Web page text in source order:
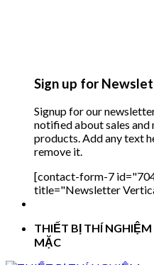
Sign up for
Signup for our
notified about sales and
products. Add any text
remove it.
[contact-form-7
title="Newsletter
THIẾT BỊ THÍ
MẶC